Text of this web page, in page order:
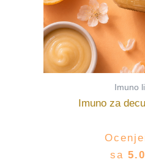
Imuno
Imuno za
sa